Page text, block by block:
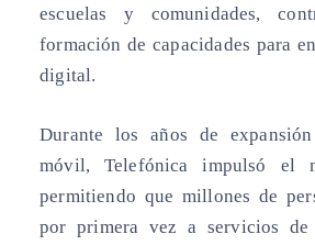
escuelas y comunidades,
formación de capacidades para
digital.
Durante los años de
móvil, Telefónica impulsó el
permitiendo que millones de
por primera vez a servicios de